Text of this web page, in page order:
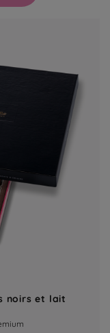
noirs et lait